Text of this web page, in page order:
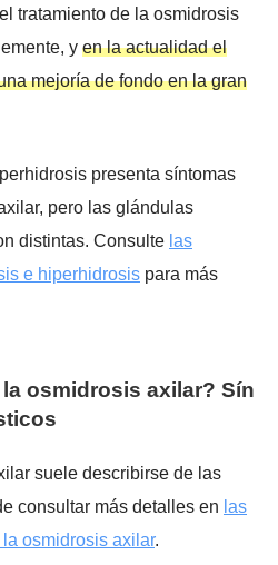
tratamiento de la osmidrosis
y en la actualidad el
mejoría de fondo en la gran
presenta síntomas
pero las glándulas
distintas. Consulte las
e hiperhidrosis para más
la osmidrosis axilar? Sín
suele describirse de las
consultar más detalles en las
osmidrosis axilar.